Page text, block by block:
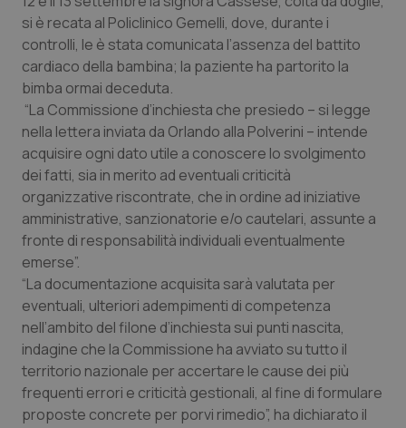
Friuli Venezia Giulia
Lazio
Liguria
Lombardia
Marche
Molise
Piemonte
Provincia Autonoma di Bolzano
Provincia Autonoma di Trento
Dermatite Atopica
Diabete & glucometri
Disturbi dell’umore
Dolore
Donna & Salute
Epatiti
HIV
Infezioni & Febbre
Ipertensione & Scompenso
si è recata al Policlinico Gemelli, dove, durante i
controlli, le è stata comunicata l’assenza del battito
cardiaco della bambina; la paziente ha partorito la
bimba ormai deceduta.
“La Commissione d’inchiesta che presiedo – si legge
nella lettera inviata da Orlando alla Polverini – intende
acquisire ogni dato utile a conoscere lo svolgimento
dei fatti, sia in merito ad eventuali criticità
organizzative riscontrate, che in ordine ad iniziative
amministrative, sanzionatorie e/o cautelari, assunte a
fronte di responsabilità individuali eventualmente
emerse”.
“La documentazione acquisita sarà valutata per
eventuali, ulteriori adempimenti di competenza
nell’ambito del filone d’inchiesta sui punti nascita,
indagine che la Commissione ha avviato su tutto il
territorio nazionale per accertare le cause dei più
frequenti errori e criticità gestionali, al fine di formulare
proposte concrete per porvi rimedio”, ha dichiarato il